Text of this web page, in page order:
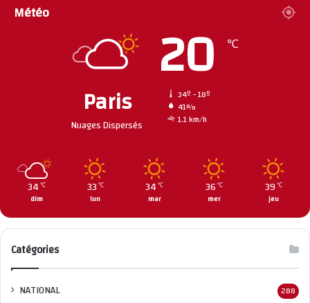
Météo
Paris
Nuages Dispersés
20 ℃
34º - 18º
41%
1.1 km/h
34 ℃
dim
33℃
lun
34 ℃
mar
36 ℃
mer
39℃
jeu
Catégories
NATIONAL 288